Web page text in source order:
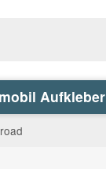
Aufkleber